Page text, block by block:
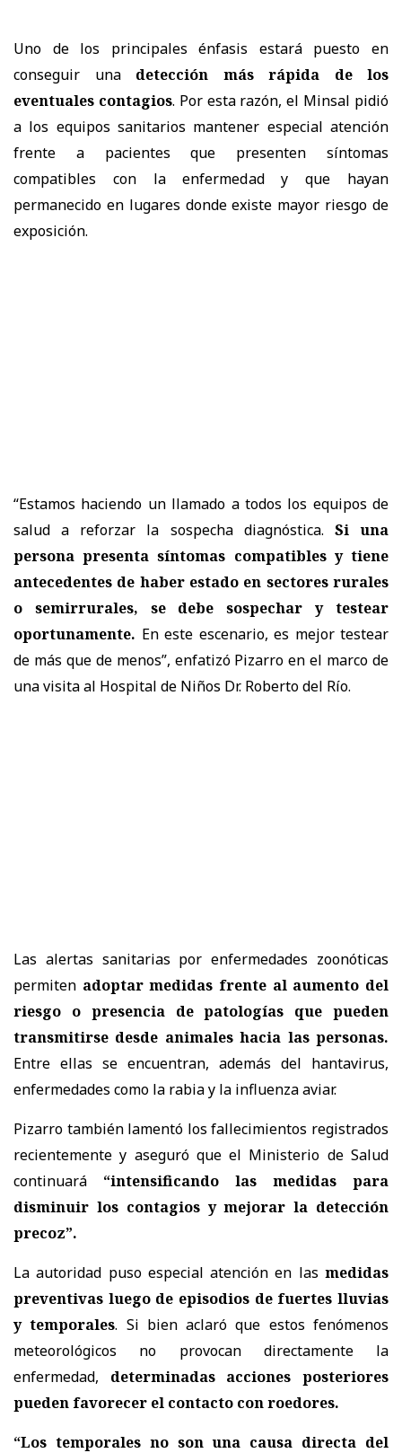
Uno de los principales énfasis estará puesto en
conseguir una detección más rápida de los
eventuales contagios. Por esta razón, el Minsal pidió
a los equipos sanitarios mantener especial atención
frente a pacientes que presenten síntomas
compatibles con la enfermedad y que hayan
permanecido en lugares donde existe mayor riesgo de
exposición.
“Estamos haciendo un llamado a todos los equipos de
salud a reforzar la sospecha diagnóstica. Si una
persona presenta síntomas compatibles y tiene
antecedentes de haber estado en sectores rurales
o semirrurales, se debe sospechar y testear
oportunamente. En este escenario, es mejor testear
de más que de menos”, enfatizó Pizarro en el marco de
una visita al Hospital de Niños Dr. Roberto del Río.
Las alertas sanitarias por enfermedades zoonóticas
permiten adoptar medidas frente al aumento del
riesgo o presencia de patologías que pueden
transmitirse desde animales hacia las personas.
Entre ellas se encuentran, además del hantavirus,
enfermedades como la rabia y la influenza aviar.
Pizarro también lamentó los fallecimientos registrados
recientemente y aseguró que el Ministerio de Salud
continuará “intensificando las medidas para
disminuir los contagios y mejorar la detección
precoz”.
La autoridad puso especial atención en las medidas
preventivas luego de episodios de fuertes lluvias
y temporales. Si bien aclaró que estos fenómenos
meteorológicos no provocan directamente la
enfermedad, determinadas acciones posteriores
pueden favorecer el contacto con roedores.
“Los temporales no son una causa directa del